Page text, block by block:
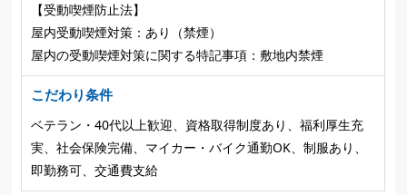
【受動喫煙防止法】
屋内受動喫煙対策：あり（禁煙）
屋内の受動喫煙対策に関する特記事項：敷地内禁煙
こだわり条件
ベテラン・40代以上歓迎、資格取得制度あり、福利厚生充
実、社会保険完備、マイカー・バイク通勤OK、制服あり、
即勤務可、交通費支給